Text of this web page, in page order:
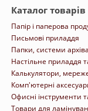
Каталог товарів
Папір і паперова
Письмові приладдя
Папки, системи
Настільне приладдя
Калькулятори,
Комп'ютерні
Офисні інструменти
Товари для